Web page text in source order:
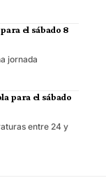
el sábado 8
jornada
para el sábado
entre 24 y